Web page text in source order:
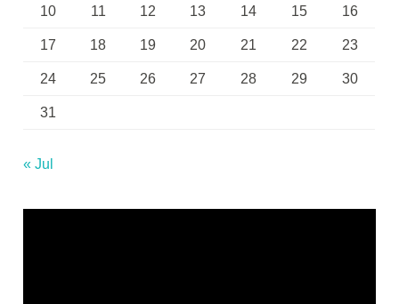
10 11 12 13 14 15 16
17 18 19 20 21 22 23
24 25 26 27 28 29 30
31
« Jul